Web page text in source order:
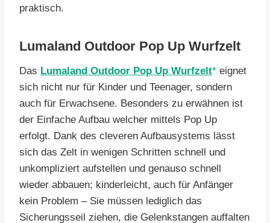
praktisch.
Lumaland Outdoor Pop Up Wurfzelt
Das Lumaland Outdoor Pop Up Wurfzelt
eignet
sich nicht nur für Kinder und Teenager, sondern
auch für Erwachsene. Besonders zu erwähnen ist
der Einfache Aufbau welcher mittels Pop Up
erfolgt. Dank des cleveren Aufbausystems lässt
sich das Zelt in wenigen Schritten schnell und
unkompliziert aufstellen und genauso schnell
wieder abbauen; kinderleicht, auch für Anfänger
kein Problem – Sie müssen lediglich das
Sicherungsseil ziehen, die Gelenkstangen auffalten